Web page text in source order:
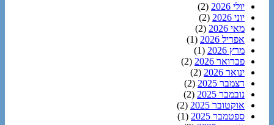
יולי 2026
(2)
יוני 2026
(2)
מאי 2026
(2)
אפריל 2026
(1)
מרץ 2026
(1)
פברואר 2026
(2)
ינואר 2026
(2)
דצמבר 2025
(2)
נובמבר 2025
(2)
אוקטובר 2025
(2)
ספטמבר 2025
(1)